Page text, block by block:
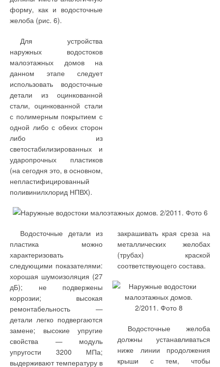
форму, как и водосточные
желоба (рис. 6).
Для устройства
наружных водостоков
малоэтажных домов на
данном этапе следует
использовать водосточные
детали из оцинкованной
стали, оцинкованной стали
с полимерным покрытием с
одной либо с обеих сторон
либо из
светостабилизированных и
ударопрочных пластиков
(на сегодня это, в основном,
непластифицированный
поливинилхлорид НПВХ).
Водосточные детали из
пластика можно
характеризовать
следующими показателями:
хорошая шумоизоляция (27
дБ); не подвержены
коррозии; высокая
ремонтабельность —
детали легко подвергаются
замене; высокие упругие
свойства — модуль
упругости 3200 МПа;
выдерживают температуру в
закрашивать края среза на
металлических желобах
(трубах) краской
соответствующего состава.
Водосточные желоба
должны устанавливаться
ниже линии продолжения
крыши с тем, чтобы
Читайте по теме:
→
теплонасосных установок типа «воздух-вода»
10 крупнейших моделей ВЭУ 2017 года
ЖУРНАЛ СОК ДЕКАБРЬ 2017
→
Анализ VRF-систем. Алгоритмы управления
холодопроизводительностью
ЖУРНАЛ СОК СЕНТЯБРЬ 2017
→
Проектирование промышленных систем
→
Expert System - комплексные решения от экспертов
систем вентиляции
Комментарии
В этой теме еще нет комментариев
Добавить комментарий
Ваше имя *
Ваш E-mail *